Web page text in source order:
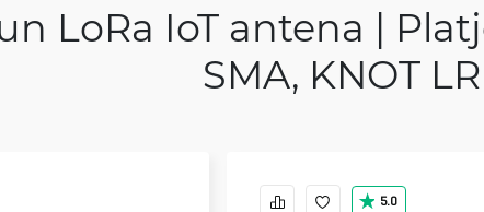
LoRa IoT antena |
SMA, KNOT LR
5.0